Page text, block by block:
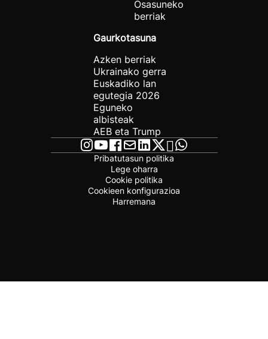
Osasuneko
berriak
Gaurkotasuna
Azken berriak
Ukrainako gerra
Euskadiko lan
egutegia 2026
Eguneko
albisteak
AEB eta Trump
Pribatutasun politika
Lege oharra
Cookie politika
Cookieen konfigurazioa
Harremana